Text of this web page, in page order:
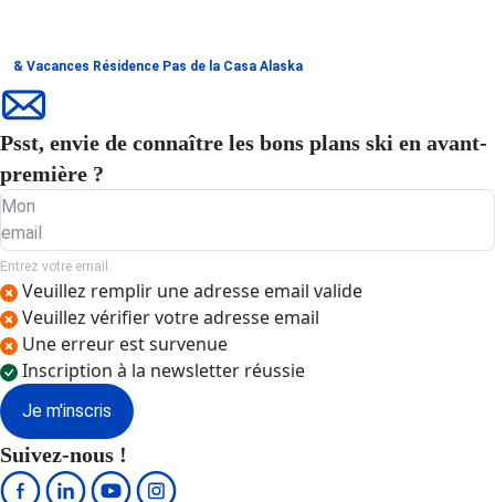
& Vacances Résidence Pas de la Casa Alaska
Psst, envie de connaître les bons plans ski en avant-
première ?
Mon
email
Entrez votre email
Veuillez remplir une adresse email valide
Veuillez vérifier votre adresse email
Une erreur est survenue
Inscription à la newsletter réussie
Je m'inscris
Suivez-nous !